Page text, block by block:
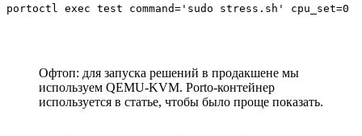
portoctl exec test command='sudo stress.sh' cpu_set=0
Офтоп: для запуска решений в продакшене мы
используем QEMU-KVM. Porto-контейнер
используется в статье, чтобы было проще показать.